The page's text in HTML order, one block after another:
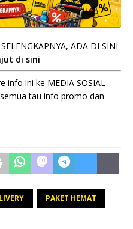
ADA DI SINI
di sini
info ini ke MEDIA SOSIAL
tau info promo dan
PAKET HEMAT